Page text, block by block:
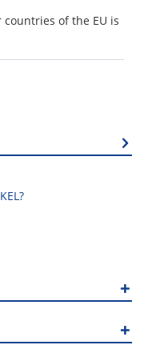
countries of the EU is